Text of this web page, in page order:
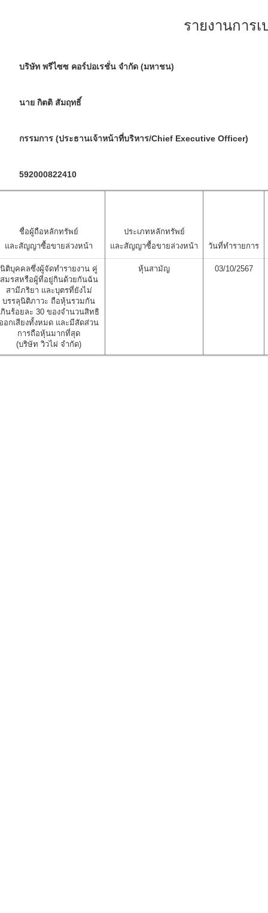
รายงานการ
บริษัท พรีไซซ คอร์ปอเรชั่น จำกัด (มหาชน)
นาย กิตติ สัมฤทธิ์
กรรมการ (ประธานเจ้าหน้าที่บริหาร/Chief Executive Officer)
592000822410
ชื่อผู้ถือหลักทรัพย์
และสัญญาซื้อขายล่วงหน้า
ประเภทหลักทรัพย์
และสัญญาซื้อขายล่วงหน้า
วันที่ทำรายการ
นิติบุคคลซึ่งผู้จัดทำรายงาน คู่
สมรสหรือผู้ที่อยู่กินด้วยกันฉัน
สามีภริยา และบุตรที่ยังไม่
บรรลุนิติภาวะ ถือหุ้นรวมกัน
กินร้อยละ 30 ของจำนวนสิทธิ
อกเสียงทั้งหมด และมีสัดส่วน
การถือหุ้นมากที่สุด
(บริษัท วิวไผ่ จำกัด)
หุ้นสามัญ 03/10/2567